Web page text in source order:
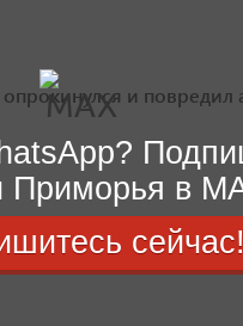
и повредил
Приморья в
сейчас!